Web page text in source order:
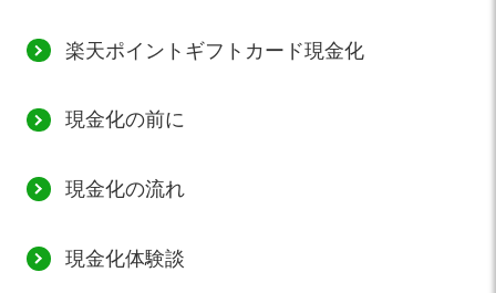
楽天ポイントギフトカード現金化
現金化の前に
現金化の流れ
現金化体験談